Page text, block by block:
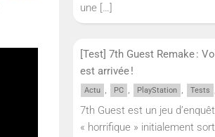
une […]
[Test] 7th Guest Remake :
est arrivée !
Actu , PC , PlayStation , Tests
7th Guest est un jeu
« horrifique » initialement